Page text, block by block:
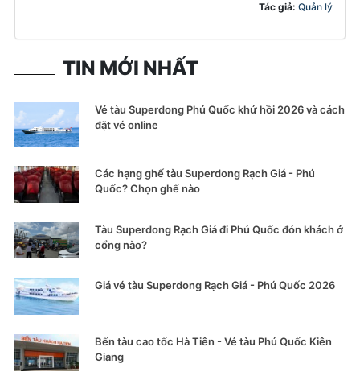
Tác giả:Quản lý
TIN MỚI NHẤT
Vé tàu Superdong Phú Quốc khứ hồi 2026 và cách
đặt vé online
Các hạng ghế tàu Superdong Rạch Giá - Phú
Quốc? Chọn ghế nào
Tàu Superdong Rạch Giá đi Phú Quốc đón khách ở
cổng nào?
Giá vé tàu Superdong Rạch Giá - Phú Quốc 2026
Bến tàu cao tốc Hà Tiên - Vé tàu Phú Quốc Kiên
Giang